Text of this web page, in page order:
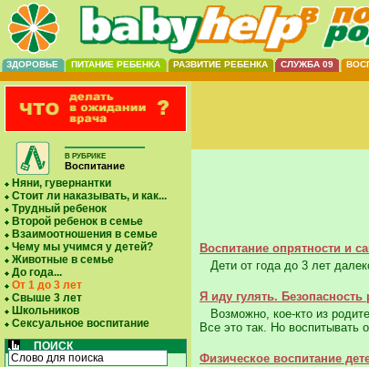
ЗДОРОВЬЕ ПИТАНИЕ РЕБЕНКА РАЗВИТИЕ РЕБЕНКА СЛУЖБА 09
В РУБРИКЕ
Воспитание
Няни, гувернантки
Стоит ли наказывать, и как...
Трудный ребенок
Второй ребенок в семье
Взаимоотношения в семье
Чему мы учимся у детей?
Животные в семье
До года...
От 1 до 3 лет
Свыше 3 лет
Школьников
Сексуальное воспитание
ПОИСК
Воспитание опрятности и
Дети от года до 3 лет
Я иду гулять. Безопасность
Возможно, кое-кто из
Все это так. Но воспитывать
Физическое воспитание